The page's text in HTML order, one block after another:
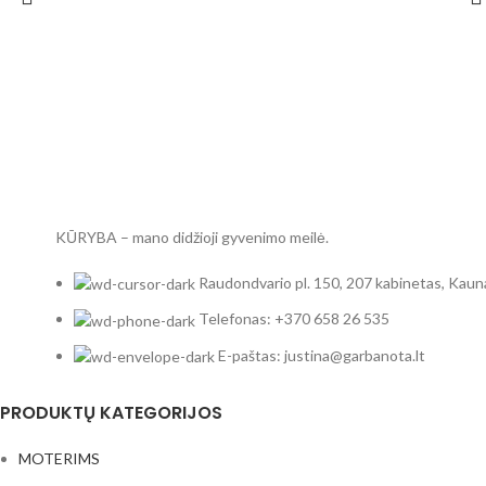
KŪRYBA – mano didžioji gyvenimo meilė.
Raudondvario pl. 150, 207 kabinetas,
Telefonas: +370 658 26 535
E-paštas: justina@garbanota.lt
PRODUKTŲ KATEGORIJOS
MOTERIMS